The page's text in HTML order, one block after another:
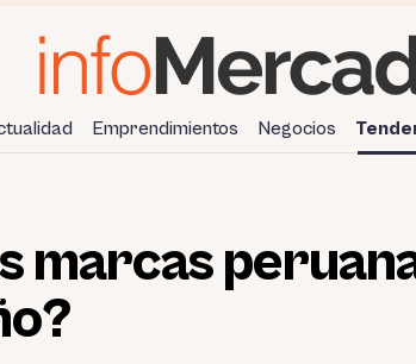
Emprendimientos Negocios
marcas